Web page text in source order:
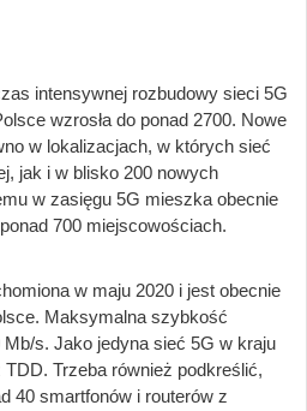
intensywnej rozbudowy sieci 5G
wzrosła do ponad 2700. Nowe
w lokalizacjach, w których sieć
jak i w blisko 200 nowych
w zasięgu 5G mieszka obecnie
700 miejscowościach.
w maju 2020 i jest obecnie
Maksymalna szybkość
s. Jako jedyna sieć 5G w kraju
Trzeba również podkreślić,
40 smartfonów i routerów z